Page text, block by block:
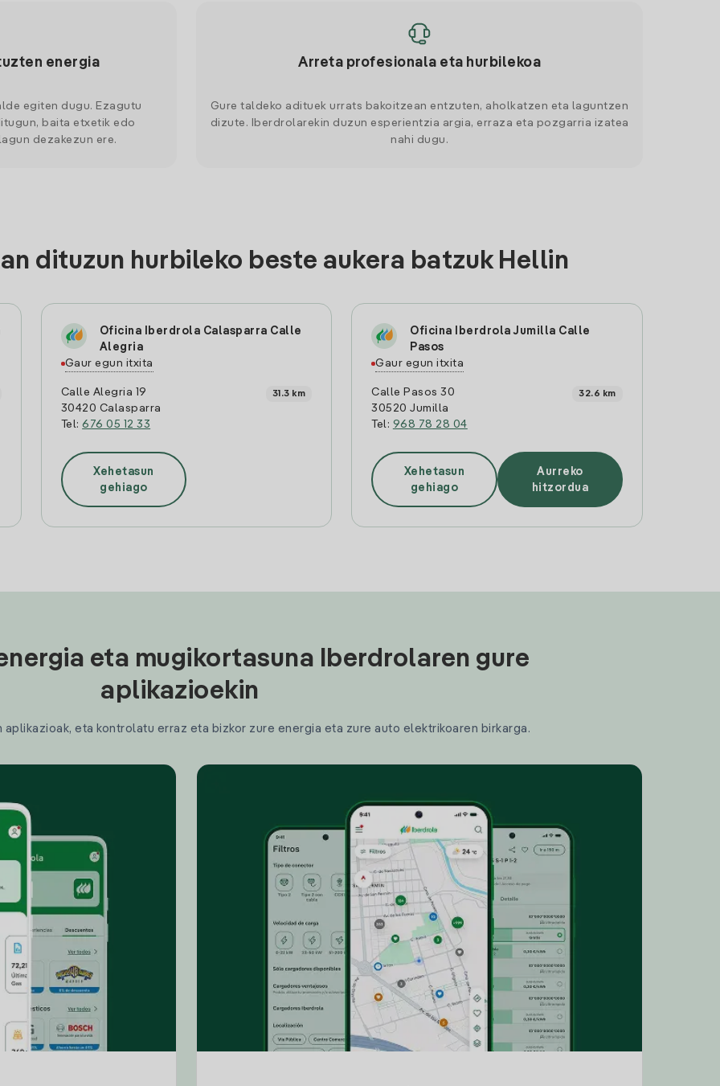
energia
egiten dugu. Ezagutu
baita etxetik edo
dezakezun ere.
Arreta profesionala eta hurbilekoa
Gure taldeko adituek urrats bakoitzean entzuten, aholkatzen eta laguntzen
dizute. Iberdrolarekin duzun esperientzia argia, erraza eta pozgarria izatea
nahi dugu.
dituzun hurbileko beste aukera batzuk Hellin
Oficina Iberdrola Calasparra Calle
Alegria
Gaur egun itxita
Calle Alegria 19
30420 Calasparra
Tel:676 05 12 33
31.3 km
Xehetasun
gehiago
Oficina Iberdrola Jumilla Calle
Pasos
Gaur egun itxita
Calle Pasos 30
30520 Jumilla
Tel: 968 78 28 04
32.6 km
Xehetasun
gehiago
Aurreko
hitzordua
eta mugikortasuna Iberdrolaren gure
aplikazioekin
eta kontrolatu erraz eta bizkor zure energia eta zure auto elektrikoaren birkarga.